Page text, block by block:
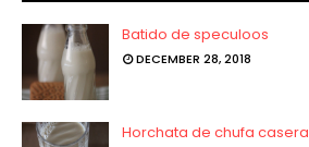
Batido de speculoos
DECEMBER 28, 2018
Horchata de chufa casera